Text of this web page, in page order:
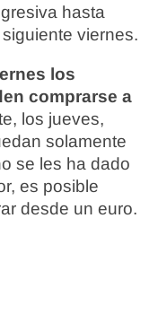
hasta
viernes.
los
comprarse a
los jueves,
solamente
se les ha dado
es posible
desde un euro.